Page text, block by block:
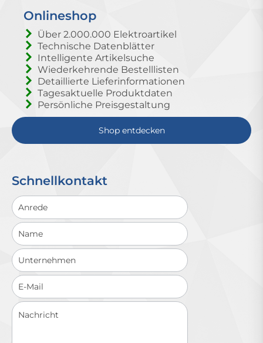
Onlineshop
Über 2.000.000 Elektroartikel
Technische Datenblätter
Intelligente Artikelsuche
Wiederkehrende Bestelllisten
Detaillierte Lieferinformationen
Tagesaktuelle Produktdaten
Persönliche Preisgestaltung
Shop entdecken
Schnellkontakt
Schnellkontakt